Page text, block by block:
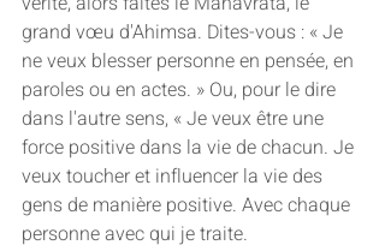
grand vœu d'Ahimsa. Dites-vous : « Je
ne veux blesser personne en pensée, en
paroles ou en actes. » Ou, pour le dire
dans l'autre sens, « Je veux être une
force positive dans la vie de chacun. Je
veux toucher et influencer la vie des
gens de manière positive. Avec chaque
personne avec qui je traite.